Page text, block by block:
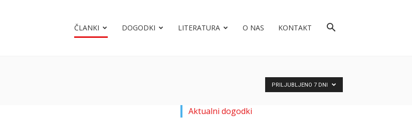
ČLANKI DOGODKI LITERATURA O NAS KONTAKT
PRILJUBLJENO 7 DNI
Aktualni dogodki